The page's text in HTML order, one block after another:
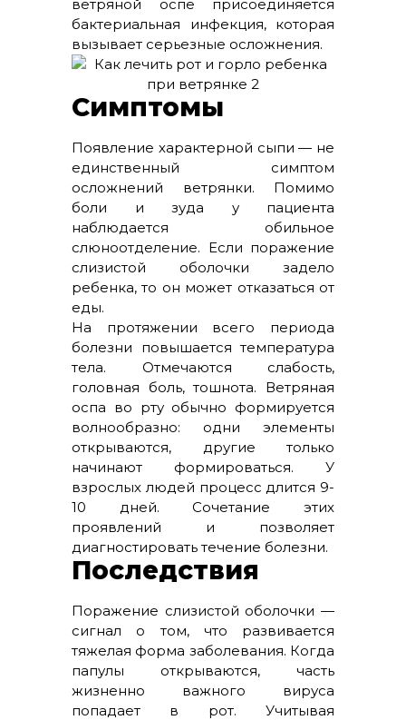
ветряной оспе присоединяется
бактериальная инфекция, которая
вызывает серьезные осложнения.
Симптомы
Появление характерной сыпи — не
единственный симптом
осложнений ветрянки. Помимо
боли и зуда у пациента
наблюдается обильное
слюноотделение. Если поражение
слизистой оболочки задело
ребенка, то он может отказаться от
еды.
На протяжении всего периода
болезни повышается температура
тела. Отмечаются слабость,
головная боль, тошнота. Ветряная
оспа во рту обычно формируется
волнообразно: одни элементы
открываются, другие только
начинают формироваться. У
взрослых людей процесс длится 9-
10 дней. Сочетание этих
проявлений и позволяет
диагностировать течение болезни.
Последствия
Поражение слизистой оболочки —
сигнал о том, что развивается
тяжелая форма заболевания. Когда
папулы открываются, часть
жизненно важного вируса
попадает в рот. Учитывая